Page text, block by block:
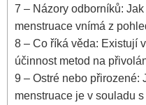
7 – Názory odborníků:⁤
menstruace vnímá ⁤z⁤
8 – Co říká věda: ⁣Existují​
účinnost metod na
9 – Ostré nebo ⁢přirozené:
menstruace je v souladu